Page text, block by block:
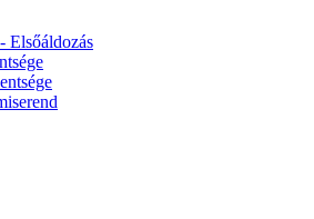
Elsőáldozás